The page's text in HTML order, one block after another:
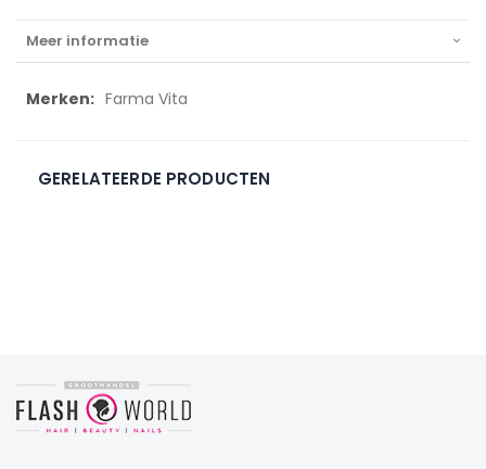
Meer informatie
Meer
Farma Vita
GERELATEERDE PRODUCTEN